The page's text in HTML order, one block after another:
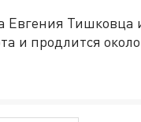
Евгения Тишковца
и продлится